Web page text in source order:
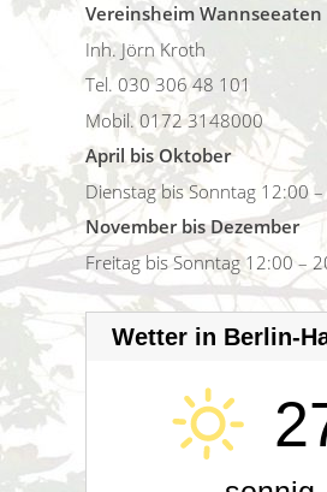
Vereinsheim Wannseeaten
Inh. Jörn Kroth
Tel. 030 306 48 101
Mobil. 0172 3148000
April bis Oktober
Dienstag bis Sonntag 12:00
November bis Dezember
Freitag bis Sonntag 12:00 –
Wetter in Berlin-